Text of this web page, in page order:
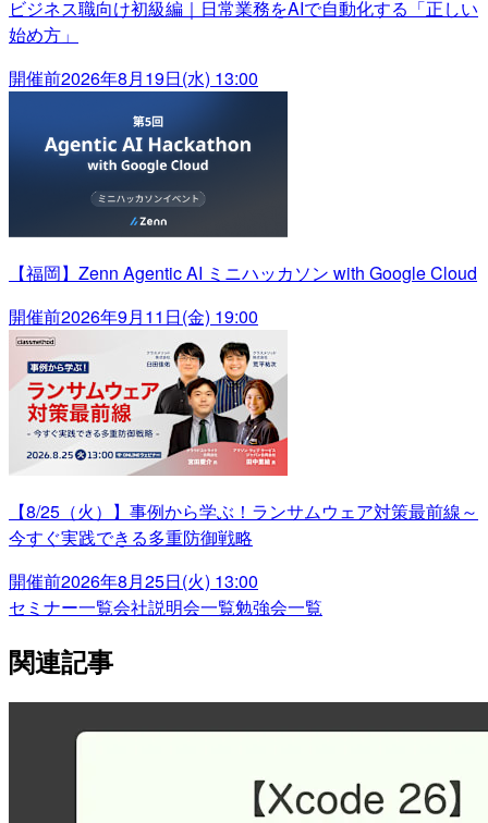
ビジネス職向け初級編｜日常業務をAIで自動化する「正しい
始め方」
開催前2026年8月19日(水) 13:00
【福岡】Zenn Agentic AI ミニハッカソン with Google Cloud
開催前2026年9月11日(金) 19:00
【8/25（火）】事例から学ぶ！ランサムウェア対策最前線～
今すぐ実践できる多重防御戦略
開催前2026年8月25日(火) 13:00
セミナー一覧会社説明会一覧勉強会一覧
関連記事